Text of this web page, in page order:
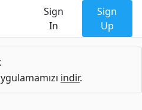
Sign
In
Sign
Up
indir.